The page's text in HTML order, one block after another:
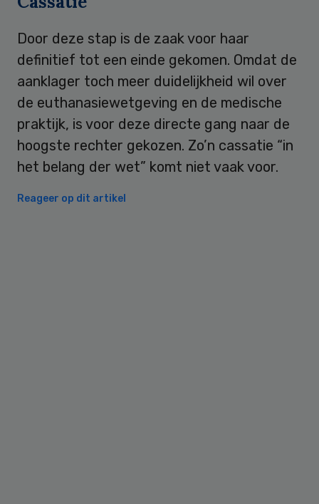
Door deze stap is de zaak voor haar
definitief tot een einde gekomen. Omdat de
aanklager toch meer duidelijkheid wil over
de euthanasiewetgeving en de medische
praktijk, is voor deze directe gang naar de
hoogste rechter gekozen. Zo’n cassatie “in
het belang der wet” komt niet vaak voor.
Reageer op dit artikel